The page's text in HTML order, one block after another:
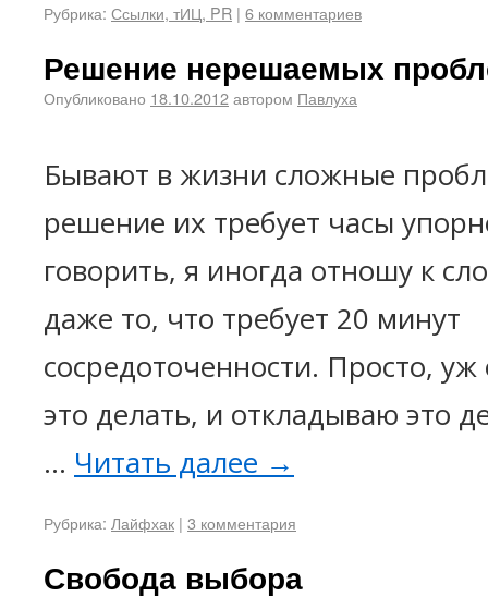
Рубрика: Ссылки, тИЦ, PR | 6 комментариев
Решение нерешаемых
Опубликовано 18.10.2012автором Павлуха
Бывают в жизни сложные
решение их требует часы
говорить, я иногда отношу к
даже то, что требует 20 минут
сосредоточенности. Просто,
это делать, и откладываю это
… Читать далее →
Рубрика: Лайфхак | 3 комментария
Свобода выбора